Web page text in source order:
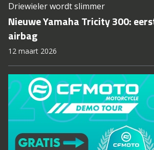
Driewieler wordt slimmer
Nieuwe Yamaha Tricity 300:
airbag
12 maart 2026